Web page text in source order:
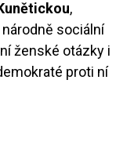
,
sociální
ženské otázky i
proti ní